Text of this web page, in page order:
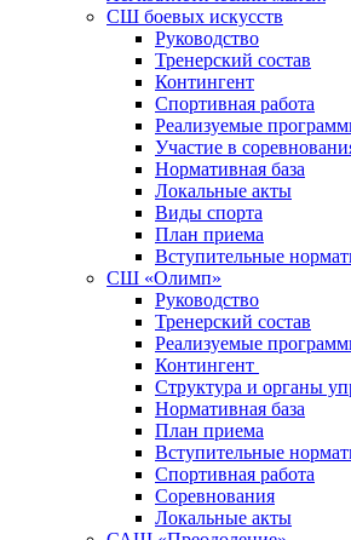
СШ боевых искусств
Руководство
Тренерский состав
Контингент
Спортивная работа
Реализуемые
Участие в
Нормативная база
Локальные акты
Виды спорта
План приема
Вступительные
СШ «Олимп»
Руководство
Тренерский состав
Реализуемые
Контингент
Структура и органы
Нормативная база
План приема
Вступительные
Спортивная работа
Соревнования
Локальные акты